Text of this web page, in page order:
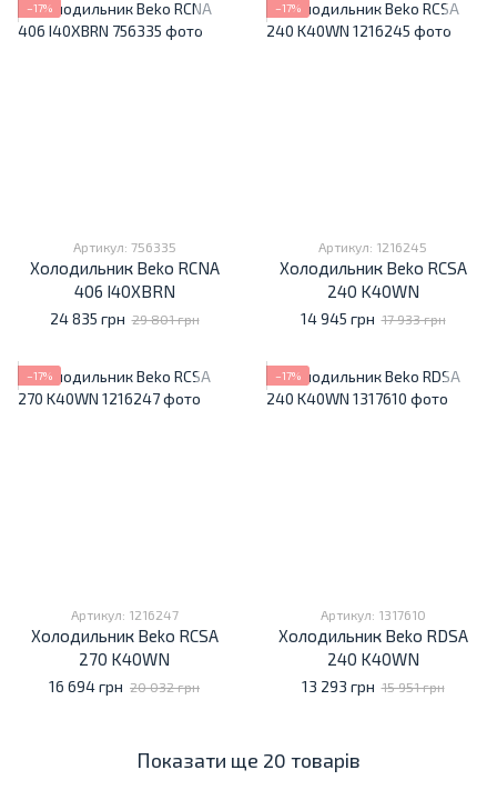
−17%
Артикул: 756335
Холодильник Beko RCNA
406 I40XBRN
24 835 грн 29 801 грн
−17%
Артикул: 1216245
Холодильник Beko RCSA
240 K40WN
14 945 грн 17 933 грн
−17%
Артикул: 1216247
Холодильник Beko RCSA
270 K40WN
16 694 грн 20 032 грн
−17%
Артикул: 1317610
Холодильник Beko RDSA
240 K40WN
13 293 грн 15 951 грн
Показати ще 20 товарів